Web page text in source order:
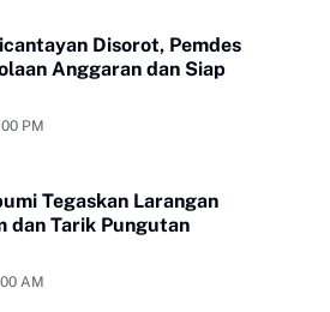
Disorot, Pemdes
Anggaran dan Siap
PM
Tegaskan Larangan
dan Tarik Pungutan
AM